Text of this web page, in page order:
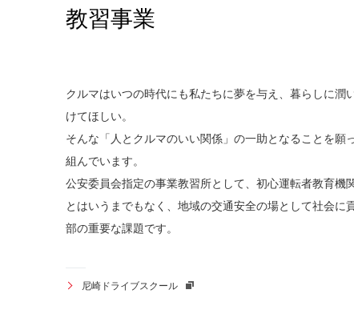
教習事業
クルマはいつの時代にも私たちに夢を与え、暮らしに潤
けてほしい。
そんな「人とクルマのいい関係」の一助となることを願
組んでいます。
公安委員会指定の事業教習所として、初心運転者教育機
とはいうまでもなく、地域の交通安全の場として社会に
部の重要な課題です。
尼崎ドライブスクール